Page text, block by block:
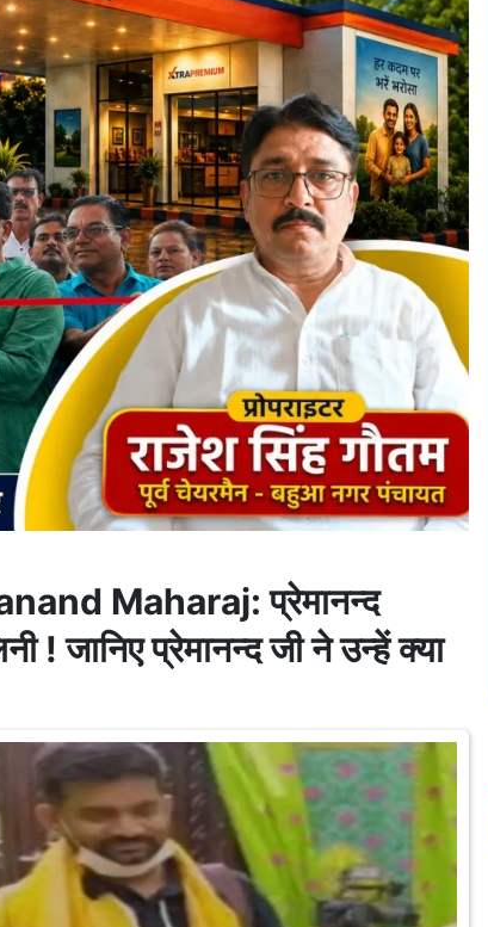
Maharaj: प्रेमानन्द
! जानिए प्रेमानन्द जी ने उन्हें क्या